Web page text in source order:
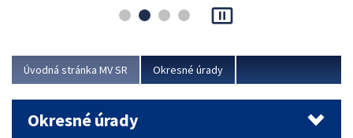
asociácie poisťovní (SLASPO) a Ministerstva vnútra SR.
Viac
pause_presentation
Úvodná stránka MV SR Okresné úrady
Okresné úrady